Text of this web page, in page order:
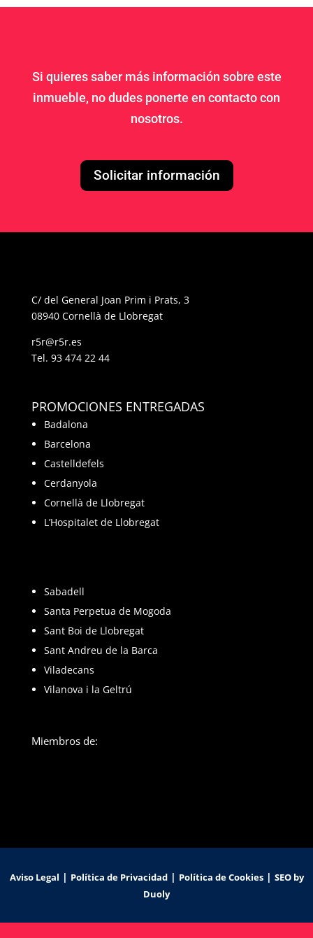
Si quieres saber más información sobre este
inmueble, no dudes ponerte en contacto con
nosotros.
Solicitar información
C/ del General Joan Prim i Prats, 3
08940 Cornellà de Llobregat
r5r@r5r.es
Tel. 93 474 22 44
PROMOCIONES ENTREGADAS
Badalona
Barcelona
Castelldefels
Cerdanyola
Cornellà de Llobregat
L’Hospitalet de Llobregat
Sabadell
Santa Perpetua de Mogoda
Sant Boi de Llobregat
Sant Andreu de la Barca
Viladecans
Vilanova i la Geltrú
Miembros de:
Aviso Legal | Política de Privacidad| Política de Cookies| SEO by
Duoly